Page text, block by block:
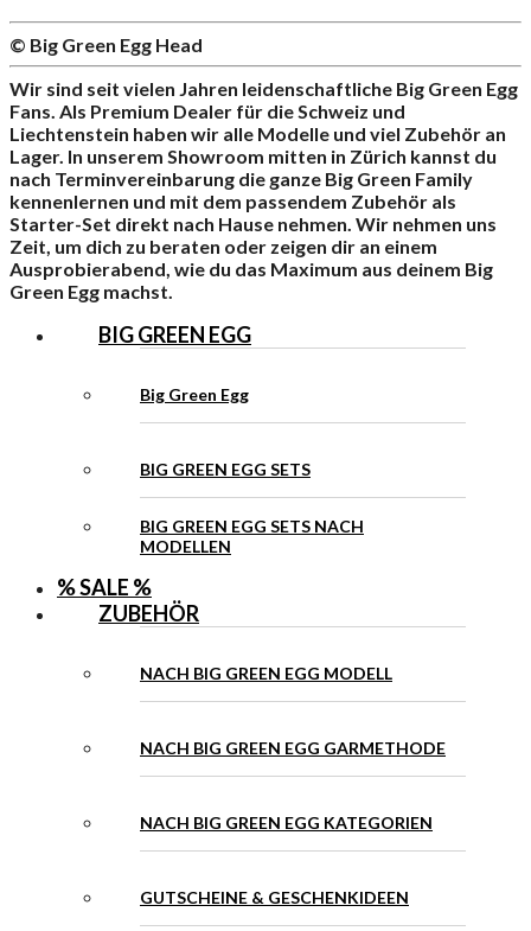
© Big Green Egg Head
Wir sind seit vielen Jahren leidenschaftliche Big Green Egg
Fans. Als Premium Dealer für die Schweiz und
Liechtenstein haben wir alle Modelle und viel Zubehör an
Lager. In unserem Showroom mitten in Zürich kannst du
nach Terminvereinbarung die ganze Big Green Family
kennenlernen und mit dem passendem Zubehör als
Starter-Set direkt nach Hause nehmen. Wir nehmen uns
Zeit, um dich zu beraten oder zeigen dir an einem
Ausprobierabend, wie du das Maximum aus deinem Big
Green Egg machst.
BIG GREEN EGG
Big Green Egg
BIG GREEN EGG SETS
BIG GREEN EGG SETS NACH
MODELLEN
% SALE %
ZUBEHÖR
NACH BIG GREEN EGG MODELL
NACH BIG GREEN EGG GARMETHODE
NACH BIG GREEN EGG KATEGORIEN
GUTSCHEINE & GESCHENKIDEEN